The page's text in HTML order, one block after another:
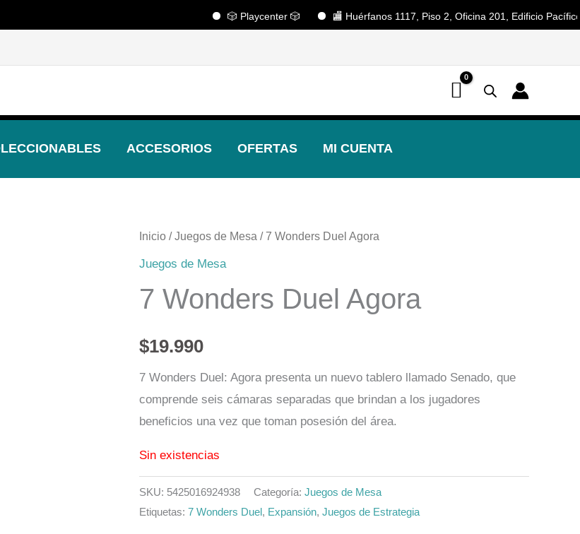
🎲 Playcenter 🎲 🏬 Huérfanos 1117, Piso 2, Oficina 201, Edificio Pacífico.
ACCESORIOS OFERTAS MI CUENTA
Inicio /Juegos de Mesa / 7 Wonders Duel Agora
Juegos de Mesa
7 Wonders Duel Agora
$19.990
7 Wonders Duel: Agora presenta un nuevo tablero llamado Senado, que
comprende seis cámaras separadas que brindan a los jugadores
beneficios una vez que toman posesión del área.
Sin existencias
SKU: 5425016924938 Categoría: Juegos de Mesa
Etiquetas: 7 Wonders Duel, Expansión, Juegos de Estrategia
📢 ¡OFERTAS! 🔥